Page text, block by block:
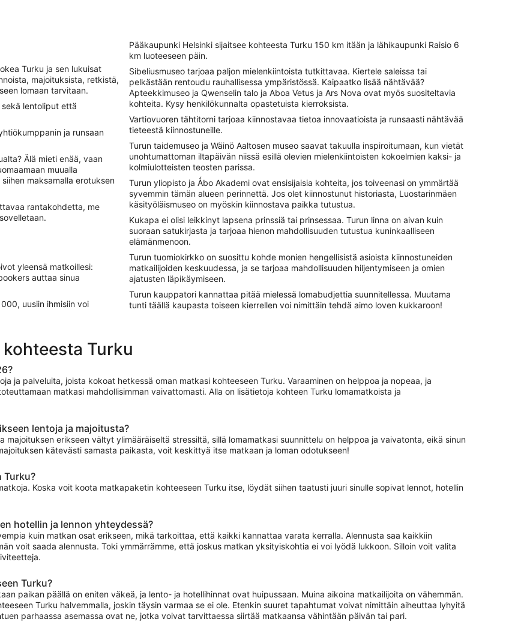
Turku ja sen lukuisat
majoituksista, retkistä,
lomaan tarvitaan.
lentoliput että
ja runsaan
Älä mieti enää, vaan
muualla
maksamalla erotuksen
rantakohdetta, me
sovelletaan.
yleensä matkoillesi:
auttaa sinua
uusiin ihmisiin voi
Pääkaupunki Helsinki sijaitsee kohteesta Turku 150 km itään ja lähikaupunki Raisio 6
km luoteeseen päin.
Sibeliusmuseo tarjoaa paljon mielenkiintoista tutkittavaa. Kiertele saleissa tai
pelkästään rentoudu rauhallisessa ympäristössä. Kaipaatko lisää nähtävää?
Apteekkimuseo ja Qwenselin talo ja Aboa Vetus ja Ars Nova ovat myös suositeltavia
kohteita. Kysy henkilökunnalta opastetuista kierroksista.
Vartiovuoren tähtitorni tarjoaa kiinnostavaa tietoa innovaatioista ja runsaasti nähtävää
tieteestä kiinnostuneille.
Turun taidemuseo ja Wäinö Aaltosen museo saavat takuulla inspiroitumaan, kun vietät
unohtumattoman iltapäivän niissä esillä olevien mielenkiintoisten kokoelmien kaksi- ja
kolmiulotteisten teosten parissa.
Turun yliopisto ja Ǻbo Akademi ovat ensisijaisia kohteita, jos toiveenasi on ymmärtää
syvemmin tämän alueen perinnettä. Jos olet kiinnostunut historiasta, Luostarinmäen
käsityöläismuseo on myöskin kiinnostava paikka tutustua.
Kukapa ei olisi leikkinyt lapsena prinssiä tai prinsessaa. Turun linna on aivan kuin
suoraan satukirjasta ja tarjoaa hienon mahdollisuuden tutustua kuninkaalliseen
elämänmenoon.
Turun tuomiokirkko on suosittu kohde monien hengellisistä asioista kiinnostuneiden
matkailijoiden keskuudessa, ja se tarjoaa mahdollisuuden hiljentymiseen ja omien
ajatusten läpikäymiseen.
Turun kauppatori kannattaa pitää mielessä lomabudjettia suunnitellessa. Muutama
tunti täällä kaupasta toiseen kierrellen voi nimittäin tehdä aimo loven kukkaroon!
Turku
ja palveluita, joista kokoat hetkessä oman matkasi kohteeseen Turku. Varaaminen on helppoa ja nopeaa, ja
matkasi mahdollisimman vaivattomasti. Alla on lisätietoja kohteen Turku lomamatkoista ja
lentoja ja majoitusta?
majoituksen erikseen vältyt ylimääräiseltä stressiltä, sillä lomamatkasi suunnittelu on helppoa ja vaivatonta, eikä sinun
kätevästi samasta paikasta, voit keskittyä itse matkaan ja loman odotukseen!
Turku?
Koska voit koota matkapaketin kohteeseen Turku itse, löydät siihen taatusti juuri sinulle sopivat lennot, hotellin
hotellin ja lennon yhteydessä?
kuin matkan osat erikseen, mikä tarkoittaa, että kaikki kannattaa varata kerralla. Alennusta saa kaikkiin
voit saada alennusta. Toki ymmärrämme, että joskus matkan yksityiskohtia ei voi lyödä lukkoon. Silloin voit valita
Turku?
paikan päällä on eniten väkeä, ja lento- ja hotellihinnat ovat huipussaan. Muina aikoina matkailijoita on vähemmän.
Turku halvemmalla, joskin täysin varmaa se ei ole. Etenkin suuret tapahtumat voivat nimittäin aiheuttaa lyhyitä
parhaassa asemassa ovat ne, jotka voivat tarvittaessa siirtää matkaansa vähintään päivän tai pari.